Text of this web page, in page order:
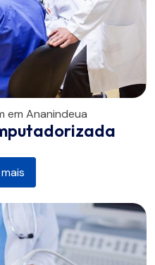
em Ananindeua